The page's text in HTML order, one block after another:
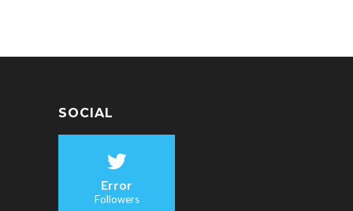
SOCIAL
Error
Followers